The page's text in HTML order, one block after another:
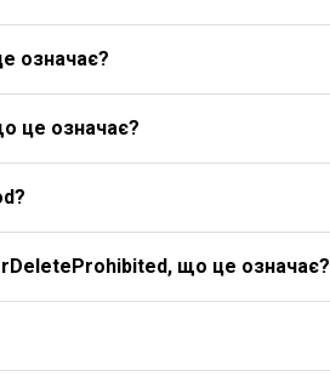
означає?
це означає?
що це означає?